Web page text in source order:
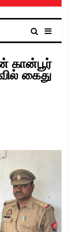
கான்பூர்
கைது